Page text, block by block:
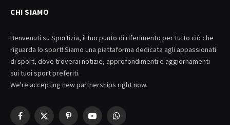
CHI SIAMO
Benvenuti su Sportizia, il tuo punto di riferimento per tutto ciò che
riguarda lo sport! Siamo una piattaforma dedicata agli appassionati
di sport, dove troverai notizie, approfondimenti e aggiornamenti
sui tuoi sport preferiti.
We're accepting new partnerships right now.
Facebook
X
PinterestYouTubeWhatsApp